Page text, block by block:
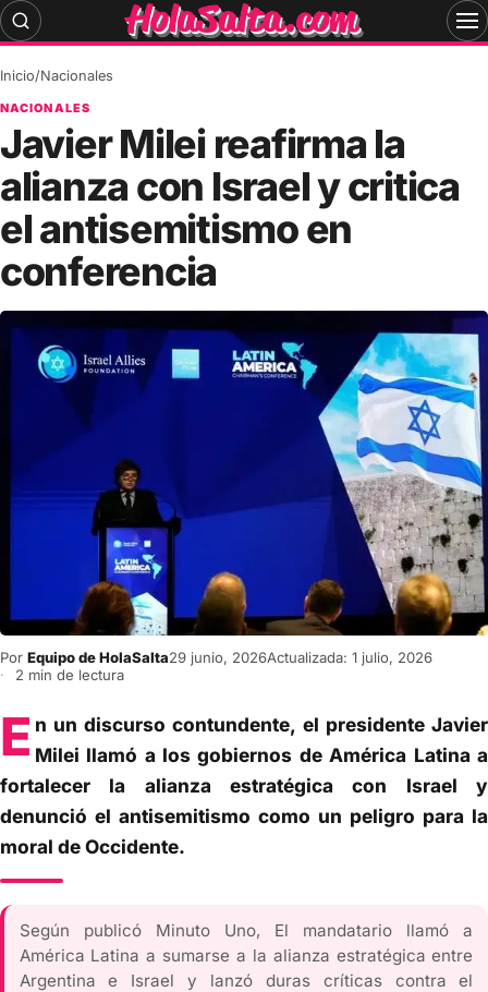
Skip
to
Inicio/Nacionales
NACIONALES
Javier Milei reafirma la
alianza con Israel y critica
el antisemitismo en
conferencia
Por Equipo de HolaSalta29 junio, 2026Actualizada: 1 julio, 2026
2 min de lectura
E n un discurso contundente, el presidente Javier
Milei llamó a los gobiernos de América Latina a
fortalecer la alianza estratégica con Israel y
denunció el antisemitismo como un peligro para la
moral de Occidente.
Según publicó Minuto Uno, El mandatario llamó a
América Latina a sumarse a la alianza estratégica entre
Argentina e Israel y lanzó duras críticas contra el